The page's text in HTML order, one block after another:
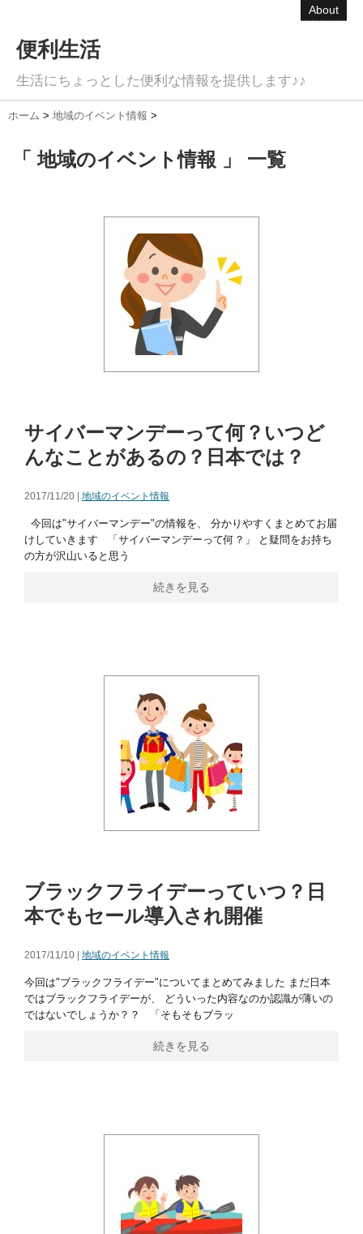
About
便利生活
生活にちょっとした便利な情報を提供します♪♪
ホーム > 地域のイベント情報 >
「 地域のイベント情報 」 一覧
サイバーマンデーって何？いつど
んなことがあるの？日本では？
2017/11/20 | 地域のイベント情報
今回は"サイバーマンデー"の情報を、 分かりやすくまとめてお届
けしていきます 「サイバーマンデーって何？」 と疑問をお持ち
の方が沢山いると思う
続きを見る
ブラックフライデーっていつ？日
本でもセール導入され開催
2017/11/10 | 地域のイベント情報
今回は"ブラックフライデー"についてまとめてみました まだ日本
ではブラックフライデーが、 どういった内容なのか認識が薄いの
ではないでしょうか？？ 「そもそもブラッ
続きを見る